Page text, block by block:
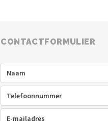
CONTACTFORMULIER
Telefoon